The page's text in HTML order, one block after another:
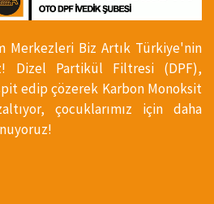
Merkezleri Biz Artık Türkiye'nin
Dizel Partikül Filtresi (DPF),
edip çözerek Karbon Monoksit
çocuklarımız için daha